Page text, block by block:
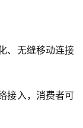
、无缝移动连接
接入，消费者可